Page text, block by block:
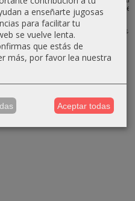
Madera de
Olivo – Hecho
a...
17,85 €21,00 €
de Madera de
Olivo –...
10,00 €
a enseñarte jugosas
para facilitar tu
se vuelve lenta.
que estás de
más, por favor lea nuestra
Aceptar todas